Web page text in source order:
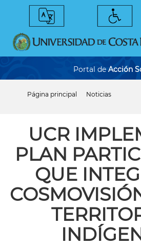
Portal de Acción
ayuda
navegación
Página principal Noticias
UCR
PLAN
QUE